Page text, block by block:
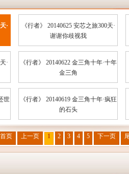
·
《行者》 20140625 安芯之旅300天·
谢谢你歧视我
·
《行者》 20140622 金三角十年·十年
金三角
世
《行者》 20140619 金三角十年·疯狂
的石头
首页 上一页 1 2 3 4 5 下一页